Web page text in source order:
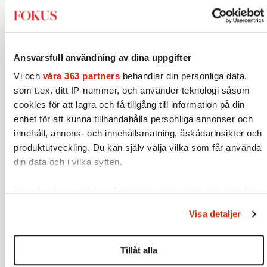
Ansvarsfull användning av dina uppgifter
Vi och våra 363 partners behandlar din personliga data,
som t.ex. ditt IP-nummer, och använder teknologi såsom
cookies för att lagra och få tillgång till information på din
enhet för att kunna tillhandahålla personliga annonser och
innehåll, annons- och innehållsmätning, åskådarinsikter och
produktutveckling. Du kan själv välja vilka som får använda
din data och i vilka syften.
ändra eller dra tillbaka ditt samtycke när som helst från
cookie-förklaringen.
Vi använder enhetsidentifierare för att anpassa innehållet
Visa detaljer
Tillåt alla
Harrison.